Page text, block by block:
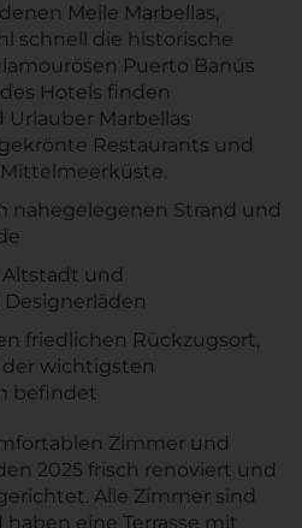
Meile Marbellas,
schnell die historische
Puerto Banús
Hotels finden
Urlauber Marbellas
Restaurants und
nahegelegenen Strand und
und
friedlichen Rückzugsort,
der wichtigsten
befindet
Zimmer und
2025 frisch renoviert und
Alle Zimmer sind
eine Terrasse mit